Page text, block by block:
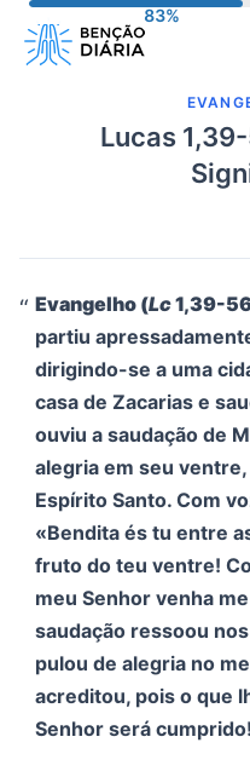
para
Lucas
Evangelho (Lc1,39-
partiu
dirigindo-se a uma
casa de Zacarias e
ouviu a saudação de
alegria em seu
Espírito Santo. Com
«Bendita és tu entre
fruto do teu ventre!
meu Senhor venha
saudação ressoou
pulou de alegria no
acreditou, pois o que
Senhor será